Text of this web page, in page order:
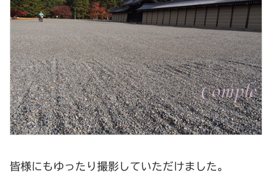
皆様にもゆったり撮影していただけました。